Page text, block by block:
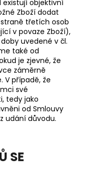
existují objektivní
Zboží dodat
třetích osob
v povaze Zboží),
uvedené v čl.
také od
je zjevné, že
záměrně
V případě, že
své
tedy jako
od Smlouvy
udání důvodu.
SE